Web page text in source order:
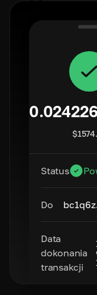
$
Status
Do
Data
dokonania
transakcji